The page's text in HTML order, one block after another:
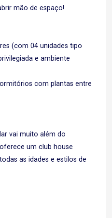
mão de espaço!
(com 04 unidades tipo
e ambiente
com plantas entre
vai muito além do
um club house
as idades e estilos de